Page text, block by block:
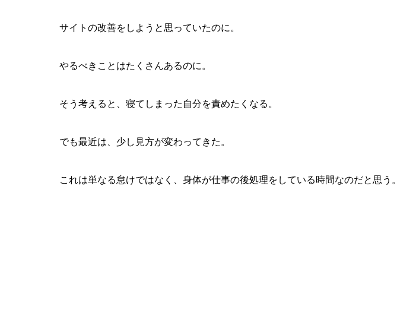
サイトの改善をしようと思っていたのに。
やるべきことはたくさんあるのに。
そう考えると、寝てしまった自分を責めたくなる。
でも最近は、少し見方が変わってきた。
これは単なる怠けではなく、身体が仕事の後処理をしている時間なのだと思う。